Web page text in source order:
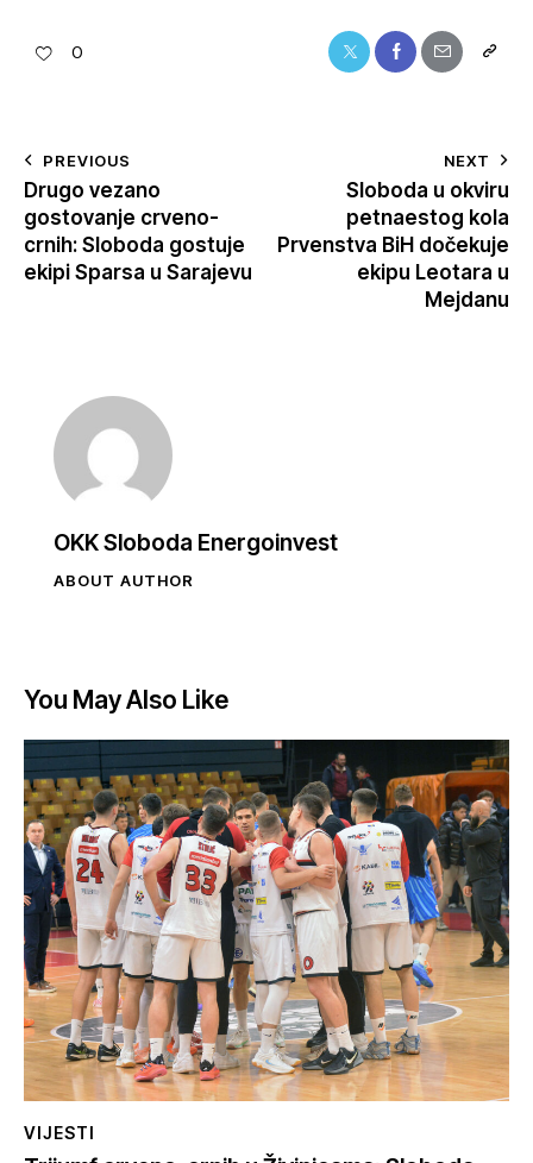
0
PREVIOUS
Drugo vezano
gostovanje crveno-
crnih: Sloboda gostuje
ekipi Sparsa u Sarajevu
NEXT
Sloboda u okviru
petnaestog kola
Prvenstva BiH dočekuje
ekipu Leotara u
Mejdanu
OKK Sloboda Energoinvest
ABOUT AUTHOR
You May Also Like
VIJESTI